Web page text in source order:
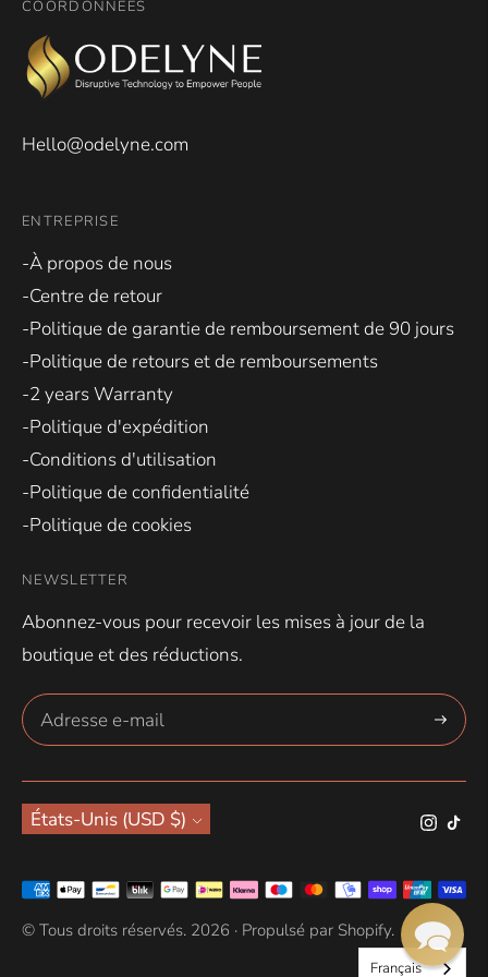
Okendo
Reviews
COORDONNÉES
Hello@odelyne.com
ENTREPRISE
-À propos de nous
-Centre de retour
-Politique de garantie de remboursement de 90 jours
-Politique de retours et de remboursements
-2 years Warranty
-Politique d'expédition
-Conditions d'utilisation
-Politique de confidentialité
-Politique de cookies
NEWSLETTER
Abonnez-vous pour recevoir les mises à jour de la
boutique et des réductions.
Devise
États-Unis (USD $)
Méthodes
de
© Tous droits réservés. 2026 · Propulsé par Shopify.
Français